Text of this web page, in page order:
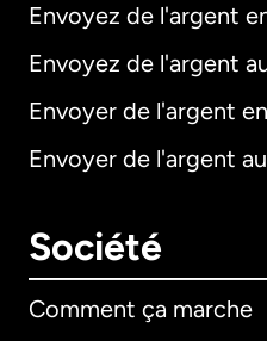
Envoyez de l'argent
Envoyez de l'argent
Envoyer de l'argent
Envoyer de l'argent
Société
Comment ça marche